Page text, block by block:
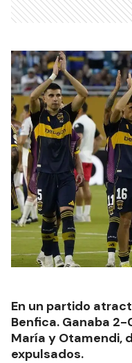
En un partido
Benfica. Ganaba
María y Otamendi,
expulsados.